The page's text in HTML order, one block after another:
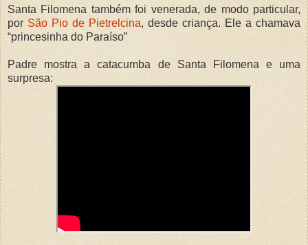
Santa Filomena também foi venerada, de modo particular,
por São Pio de Pietrelcina, desde criança. Ele a chamava
“princesinha do Paraíso”
Padre mostra a catacumba de Santa Filomena e uma
surpresa: